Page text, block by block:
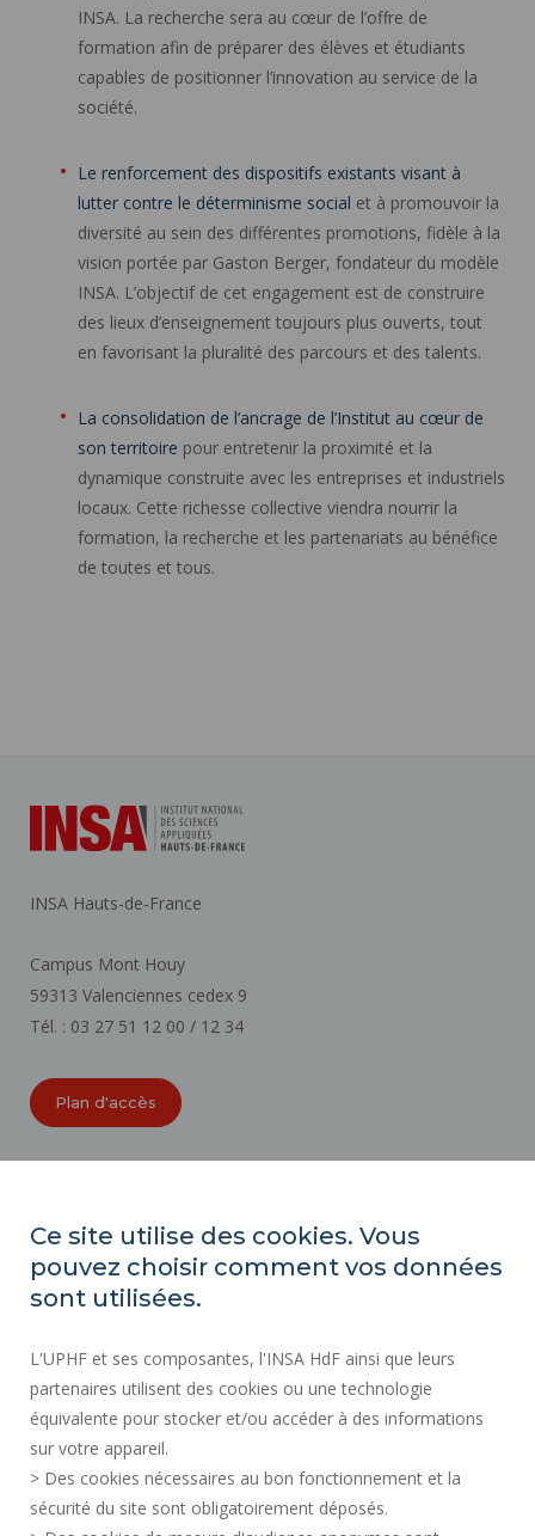
INSA. La recherche sera au cœur de l’offre de
formation afin de préparer des élèves et étudiants
capables de positionner l’innovation au service de la
société.
Le renforcement des dispositifs existants visant à
lutter contre le déterminisme social et à promouvoir la
diversité au sein des différentes promotions, fidèle à la
vision portée par Gaston Berger, fondateur du modèle
INSA. L’objectif de cet engagement est de construire
des lieux d’enseignement toujours plus ouverts, tout
en favorisant la pluralité des parcours et des talents.
La consolidation de l’ancrage de l’Institut au cœur de
son territoire pour entretenir la proximité et la
dynamique construite avec les entreprises et industriels
locaux. Cette richesse collective viendra nourrir la
formation, la recherche et les partenariats au bénéfice
de toutes et tous.
INSA Hauts-de-France
Campus Mont Houy
59313 Valenciennes cedex 9
Tél. : 03 27 51 12 00 / 12 34
Plan d'accès
PLAN DU SITE
DONNÉES PERSONNELLES
MARCHÉS PUBLICS
MENTIONS LÉGALES
CRÉDITS
Ce site utilise des cookies. Vous
pouvez choisir comment vos données
sont utilisées.
L'UPHF et ses composantes, l'INSA HdF ainsi que leurs
partenaires utilisent des cookies ou une technologie
équivalente pour stocker et/ou accéder à des informations
sur votre appareil.
> Des cookies nécessaires au bon fonctionnement et la
sécurité du site sont obligatoirement déposés.